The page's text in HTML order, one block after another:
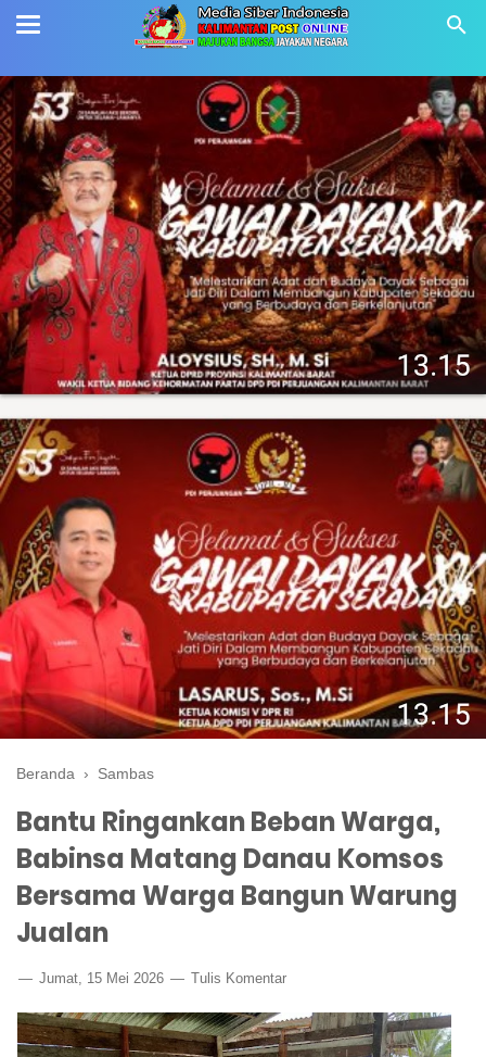
Beranda › Sambas
Bantu Ringankan Beban Warga,
Babinsa Matang Danau Komsos
Bersama Warga Bangun Warung
Jualan
Jumat, 15 Mei 2026 Tulis Komentar